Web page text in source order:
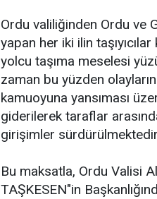
Ordu valiliğinden Ordu ve
yapan her iki ilin
yolcu taşıma meselesi
zaman bu yüzden
kamuoyuna yansıması
giderilerek taraflar
girişimler
Bu maksatla, Ordu Valisi
TAŞKESEN"in